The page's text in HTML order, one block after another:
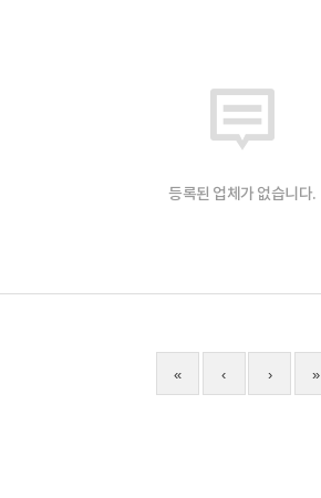
등록된 업체가 없습니다.
« ‹ › »